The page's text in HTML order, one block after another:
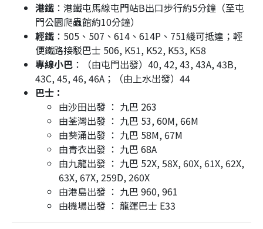
港鐵 ：港鐵屯馬線屯門站B出口步行約5分鐘（至屯
門公園爬蟲館約10分鐘）
輕鐵 ：505、507、614、614P、751綫可抵達；輕
便鐵路接駁巴士 506, K51, K52, K53, K58
專線小巴 ：（由屯門出發）40, 42, 43, 43A, 43B,
43C, 45, 46, 46A；（由上水出發）44
巴士：
由沙田出發 ： 九巴 263
由荃灣出發 ： 九巴 53, 60M, 66M
由葵涌出發 ： 九巴 58M, 67M
由青衣出發 ： 九巴 68A
由九龍出發 ： 九巴 52X, 58X, 60X, 61X, 62X,
63X, 67X, 259D, 260X
由港島出發 ： 九巴 960, 961
由機場出發 ： 龍運巴士 E33